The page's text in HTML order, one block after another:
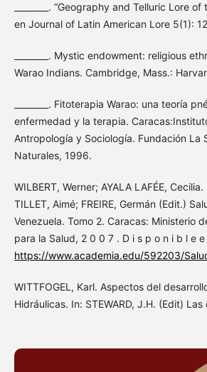
________. “Geography and Telluric Lore
en Journal of Latin American Lore 5(1):
________. Mystic endowment: religious
Warao Indians. Cambridge, Mass.:
________. Fitoterapia Warao: una teoría
enfermedad y la terapia.
Antropología y Sociología. Fundación La
Naturales, 1996.
WILBERT, Werner; AYALA LAFÉE,
TILLET, Aimé; FREIRE, Germán (Edit.)
Venezuela. Tomo 2. Caracas: Ministerio
para la Salud, 2 0 0 7 . D i s p o n i b l e e
https://www.academia.edu/592203/
WITTFOGEL, Karl. Aspectos del
Hidráulicas. In: STEWARD, J.H. (Edit)